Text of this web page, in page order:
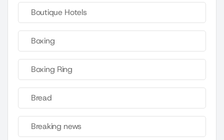
Boutique Hotels
Boxing
Boxing Ring
Bread
Breaking news